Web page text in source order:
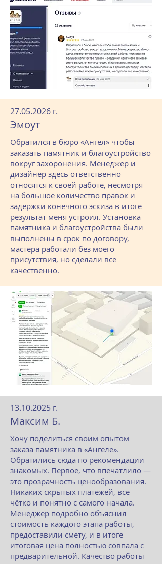
13.10.2025 г.
Максим Б.
Хочу поделиться своим опытом
заказа памятника в «Ангеле».
Обратились сюда по рекомендации
знакомых. Первое, что впечатлило —
это прозрачность ценообразования.
Никаких скрытых платежей, всё
чётко и понятно с самого начала.
Менеджер подробно объяснил
стоимость каждого этапа работы,
предоставили смету, и в итоге
итоговая цена полностью совпала с
предварительной. Качество работы
27.05.2026 г.
Эмоут
Обратился в бюро «Ангел» чтобы
заказать памятник и благоустройство
вокруг захоронения. Менеджер и
дизайнер здесь ответственно
относятся к своей работе, несмотря
на большое количество правок и
задержки конечного эскиза в итоге
результат меня устроил. Установка
памятника и благоустройства были
выполнены в срок по договору,
мастера работали без моего
присутствия, но сделали все
качественно.